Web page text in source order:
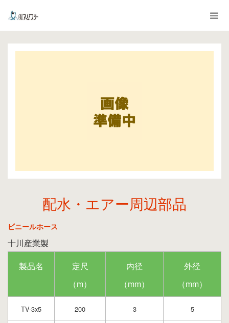
配水・エアー周辺部品
ビニールホース
十川産業製
製品名
定尺
（m）
内径
（mm）
外径
（mm）
TV-3x5 200 3 5